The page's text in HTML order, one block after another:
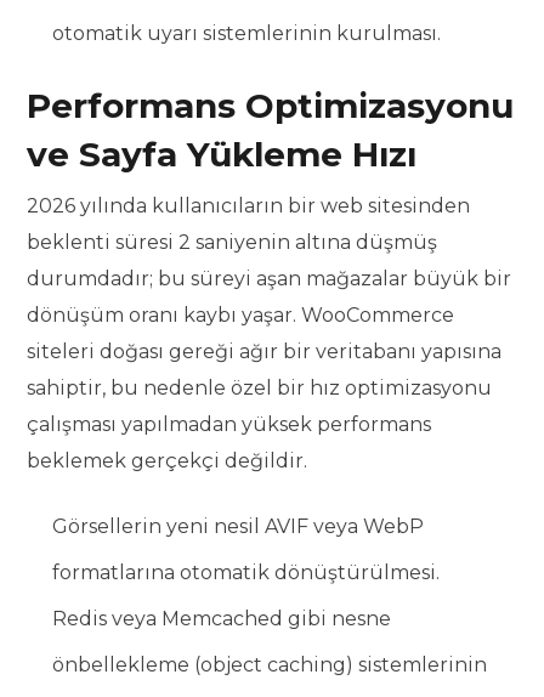
otomatik uyarı sistemlerinin kurulması.
Performans Optimizasyonu
ve Sayfa Yükleme Hızı
2026 yılında kullanıcıların bir web sitesinden
beklenti süresi 2 saniyenin altına düşmüş
durumdadır; bu süreyi aşan mağazalar büyük bir
dönüşüm oranı kaybı yaşar. WooCommerce
siteleri doğası gereği ağır bir veritabanı yapısına
sahiptir, bu nedenle özel bir hız optimizasyonu
çalışması yapılmadan yüksek performans
beklemek gerçekçi değildir.
Görsellerin yeni nesil AVIF veya WebP
formatlarına otomatik dönüştürülmesi.
Redis veya Memcached gibi nesne
önbellekleme (object caching) sistemlerinin